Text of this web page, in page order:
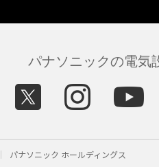
パナソニックの電気
パナソニック ホールディングス